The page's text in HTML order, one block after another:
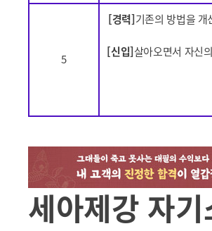
5
[경력]기존의 방법을
[신입]살아오면서 자신
세아제강 자